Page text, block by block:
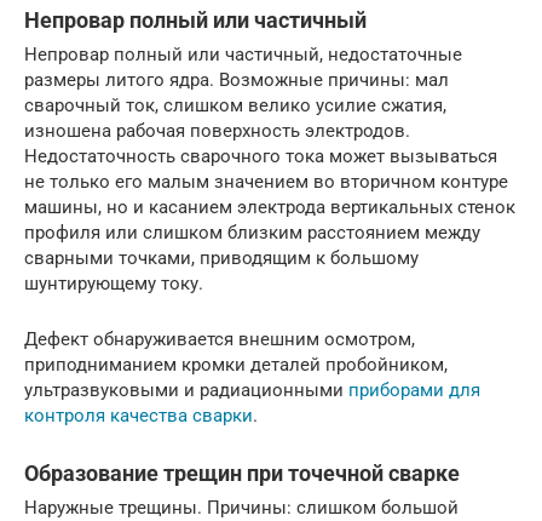
Непровар полный или частичный
Непровар полный или частичный, недостаточные
размеры литого ядра. Возможные причины: мал
сварочный ток, слишком велико усилие сжатия,
изношена рабочая поверхность электродов.
Недостаточность сварочного тока может вызываться
не только его малым значением во вторичном контуре
машины, но и касанием электрода вертикальных стенок
профиля или слишком близким расстоянием между
сварными точками, приводящим к большому
шунтирующему току.
Дефект обнаруживается внешним осмотром,
приподниманием кромки деталей пробойником,
ультразвуковыми и радиационными приборами для
контроля качества сварки.
Образование трещин при точечной сварке
Наружные трещины. Причины: слишком большой